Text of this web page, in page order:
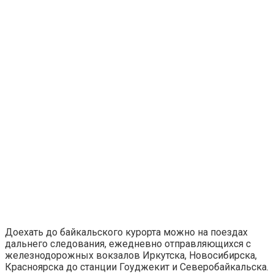
Доехать до байкальского курорта можно на поездах
дальнего следования, ежедневно отправляющихся с
железнодорожных вокзалов Иркутска, Новосибирска,
Красноярска до станции Гоуджекит и Северобайкальска.